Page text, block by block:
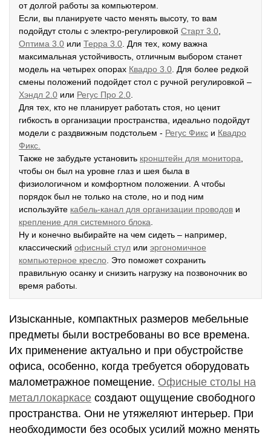
от долгой работы за компьютером.
Если, вы планируете часто менять высоту, то вам
подойдут столы с электро-регулировкой Старт 3.0
Оптима 3.0 или Терра 3.0 . Для тех, кому важна
максимальная устойчивость, отличным выбором станет
модель на четырех опорах Квадро 3.0 . Для более редкой
смены положений подойдет стол с ручной регулировкой –
Хэндл 2.0 или Регус Про 2.0
Для тех, кто не планирует работать стоя, но ценит
гибкость в организации пространства, идеально подойдут
модели с раздвижным подстольем - Регус Фикс и Квадро
Фикс.
Также не забудьте установить кронштейн для монитора
чтобы он был на уровне глаз и шея была в
физиологичном и комфортном положении. А чтобы
порядок был не только на столе, но и под ним
используйте кабель-канал для организации проводов и
крепление для системного блока
Ну и конечно выбирайте на чем сидеть – например,
классический офисный стул или эргономичное
компьютерное кресло . Это поможет сохранить
правильную осанку и снизить нагрузку на позвоночник во
время работы.
Изысканные, компактных размеров мебельные
предметы были востребованы во все времена.
Их применение актуально и при обустройстве
офиса, особенно, когда требуется оборудовать
малометражное помещение. Офисные столы на
металлокаркасе создают ощущение свободного
пространства. Они не утяжеляют интерьер. При
необходимости без особых усилий можно менять